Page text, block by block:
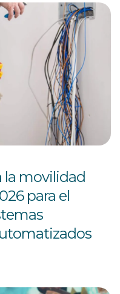
la movilidad
para el